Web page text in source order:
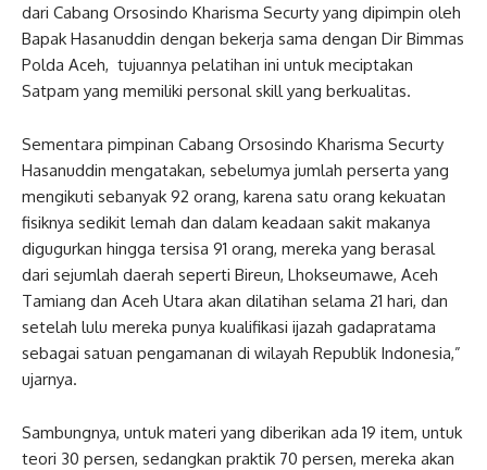
dari Cabang Orsosindo Kharisma Securty yang dipimpin oleh
Bapak Hasanuddin dengan bekerja sama dengan Dir Bimmas
Polda Aceh, tujuannya pelatihan ini untuk meciptakan
Satpam yang memiliki personal skill yang berkualitas.
Sementara pimpinan Cabang Orsosindo Kharisma Securty
Hasanuddin mengatakan, sebelumya jumlah perserta yang
mengikuti sebanyak 92 orang, karena satu orang kekuatan
fisiknya sedikit lemah dan dalam keadaan sakit makanya
digugurkan hingga tersisa 91 orang, mereka yang berasal
dari sejumlah daerah seperti Bireun, Lhokseumawe, Aceh
Tamiang dan Aceh Utara akan dilatihan selama 21 hari, dan
setelah lulu mereka punya kualifikasi ijazah gadapratama
sebagai satuan pengamanan di wilayah Republik Indonesia,”
ujarnya.
Sambungnya, untuk materi yang diberikan ada 19 item, untuk
teori 30 persen, sedangkan praktik 70 persen, mereka akan